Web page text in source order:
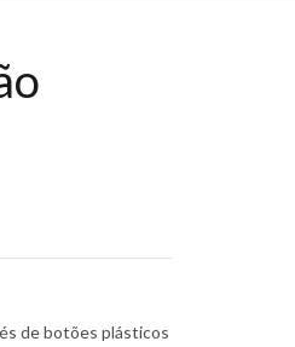
de botões plásticos